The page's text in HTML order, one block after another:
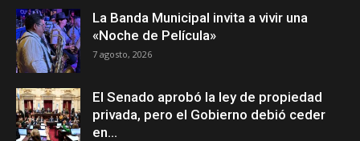
La Banda Municipal invita a vivir una
«Noche de Película»
7 agosto, 2026
El Senado aprobó la ley de propiedad
privada, pero el Gobierno debió ceder
en...